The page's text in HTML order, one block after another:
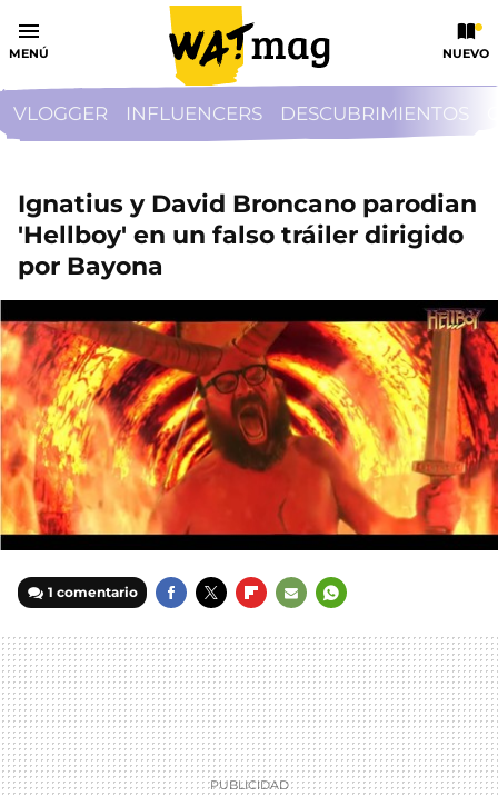
MENÚ NUEVO
VLOGGER INFLUENCERS DESCUBRIMIENTOS
Ignatius y David Broncano parodian
'Hellboy' en un falso tráiler dirigido
por Bayona
1 comentario
MAIL